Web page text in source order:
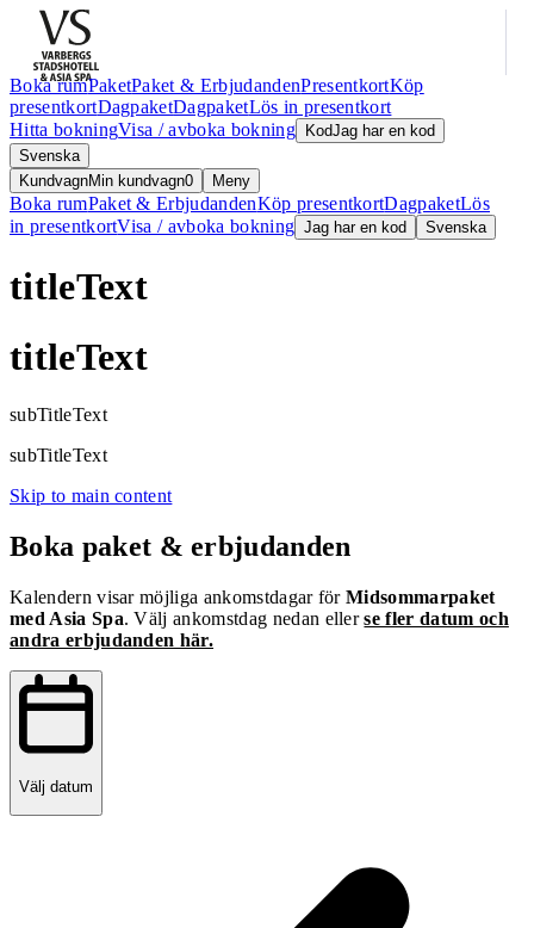
Boka rumPaketPaket & ErbjudandenPresentkortKöp
presentkortDagpaketDagpaketLös in presentkort
Hitta bokningVisa / avboka bokning KodJag har en kod
Svenska
KundvagnMin kundvagn0 Meny
Boka rumPaket & ErbjudandenKöp presentkortDagpaketLös
in presentkortVisa / avboka bokning Jag har en kod Svenska
titleText
titleText
subTitleText
subTitleText
Skip to main content
Boka paket & erbjudanden
Kalendern visar möjliga ankomstdagar förMidsommarpaket
med Asia Spa. Välj ankomstdag nedan ellerse fler datum och
andra erbjudanden här.
Välj datum